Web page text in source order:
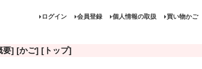
ログイン 会員登録 個人情報の取扱 買い物かご
要] [かご] [トップ]